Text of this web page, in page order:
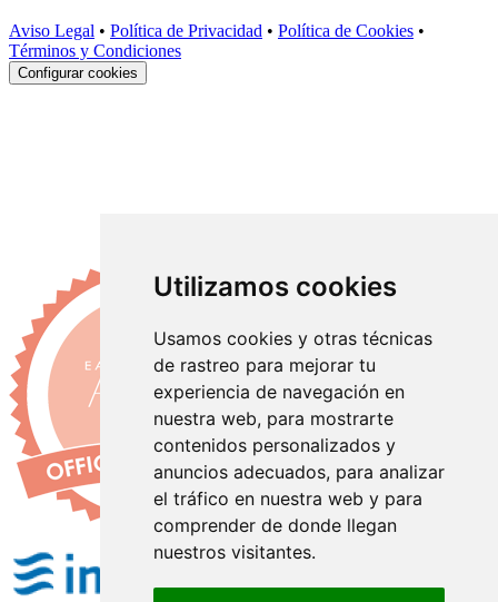
Utilizamos cookies
Usamos cookies y otras técnicas
de rastreo para mejorar tu
experiencia de navegación en
nuestra web, para mostrarte
contenidos personalizados y
anuncios adecuados, para analizar
el tráfico en nuestra web y para
comprender de donde llegan
nuestros visitantes.
Aviso Legal • Política de Privacidad • Política de Cookies •
Términos y Condiciones
Configurar cookies